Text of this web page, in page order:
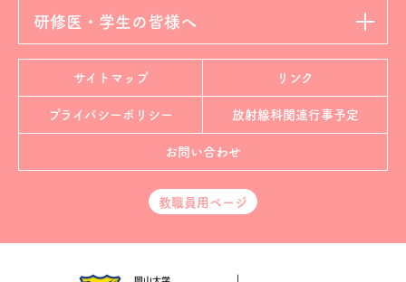
研修医・学生の皆様へ
サイトマップ リンク
プライバシーポリシー 放射線科関連行事予定
お問い合わせ
教職員用ページ